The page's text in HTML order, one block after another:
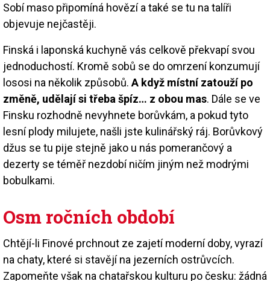
Sobí maso připomíná hovězí a také se tu na talíři
objevuje nejčastěji.
Finská i laponská kuchyně vás celkově překvapí svou
jednoduchostí. Kromě sobů se do omrzení konzumují
lososi na několik způsobů. A když místní zatouží po
změně, udělají si třeba špíz… z obou mas. Dále se ve
Finsku rozhodně nevyhnete borůvkám, a pokud tyto
lesní plody milujete, našli jste kulinářský ráj. Borůvkový
džus se tu pije stejně jako u nás pomerančový a
dezerty se téměř nezdobí ničím jiným než modrými
bobulkami.
Osm ročních období
Chtějí-li Finové prchnout ze zajetí moderní doby, vyrazí
na chaty, které si stavějí na jezerních ostrůvcích.
Zapomeňte však na chatařskou kulturu po česku: žádná